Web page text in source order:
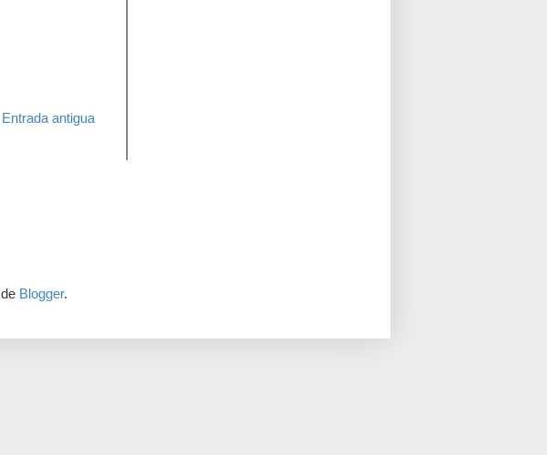
Entrada antigua
Blogger.